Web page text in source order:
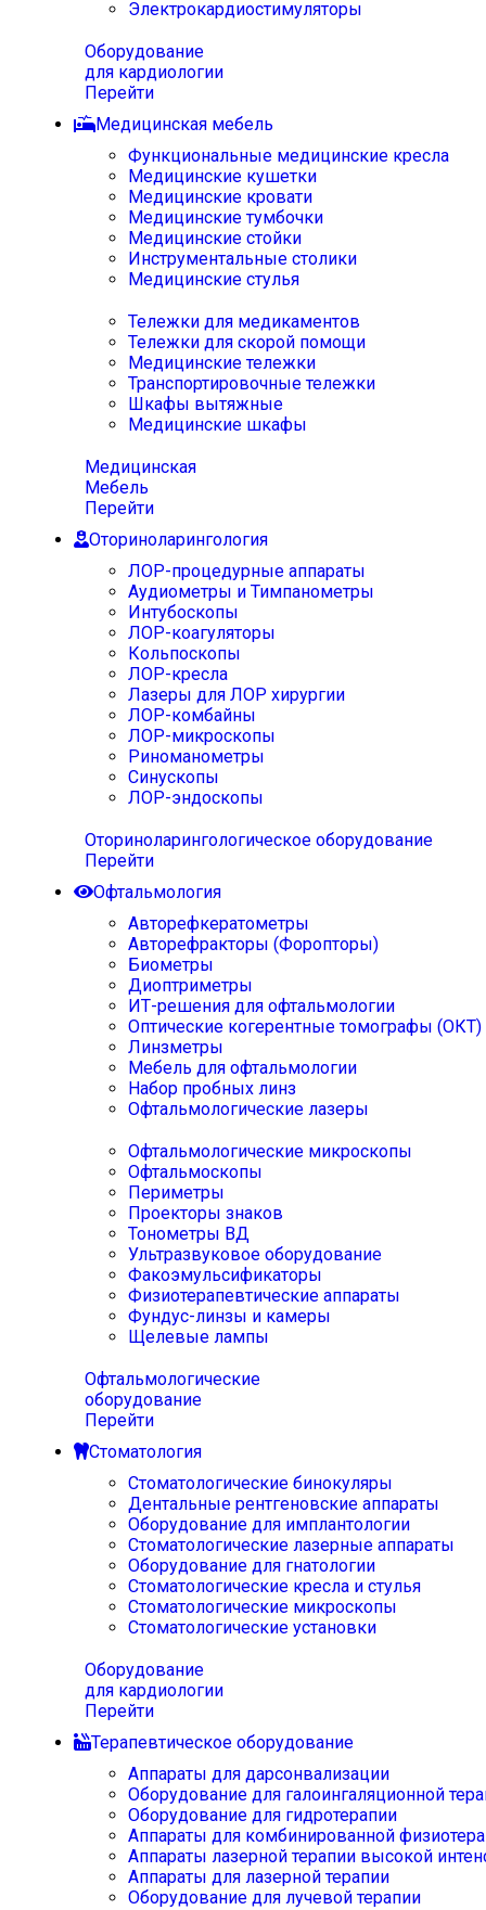
Электрокардиостимуляторы
Оборудование
для кардиологии
Перейти
Медицинская мебель
Функциональные медицинские кресла
Медицинские кушетки
Медицинские кровати
Медицинские тумбочки
Медицинские стойки
Инструментальные столики
Медицинские стулья
Тележки для медикаментов
Тележки для скорой помощи
Медицинские тележки
Транспортировочные тележки
Шкафы вытяжные
Медицинские шкафы
Медицинская
Мебель
Перейти
Оториноларингология
ЛОР-процедурные аппараты
Аудиометры и Тимпанометры
Интубоскопы
ЛОР-коагуляторы
Кольпоскопы
ЛОР-кресла
Лазеры для ЛОР хирургии
ЛОР-комбайны
ЛОР-микроскопы
Риноманометры
Синускопы
ЛОР-эндоскопы
Оториноларингологическое оборудование
Перейти
Офтальмология
Авторефкератометры
Авторефракторы (Форопторы)
Биометры
Диоптриметры
ИТ-решения для офтальмологии
Оптические когерентные томографы (ОКТ)
Линзметры
Мебель для офтальмологии
Набор пробных линз
Офтальмологические лазеры
Офтальмологические микроскопы
Офтальмоскопы
Периметры
Проекторы знаков
Тонометры ВД
Ультразвуковое оборудование
Факоэмульсификаторы
Физиотерапевтические аппараты
Фундус-линзы и камеры
Щелевые лампы
Офтальмологические
оборудование
Перейти
Стоматология
Стоматологические бинокуляры
Дентальные рентгеновские аппараты
Оборудование для имплантологии
Стоматологические лазерные аппараты
Оборудование для гнатологии
Стоматологические кресла и стулья
Стоматологические микроскопы
Стоматологические установки
Оборудование
для кардиологии
Перейти
Терапевтическое оборудование
Аппараты для дарсонвализации
Оборудование для галоингаляционной
Оборудование для гидротерапии
Аппараты для комбинированной
Аппараты лазерной терапии высокой
Аппараты для лазерной терапии
Оборудование для лучевой терапии